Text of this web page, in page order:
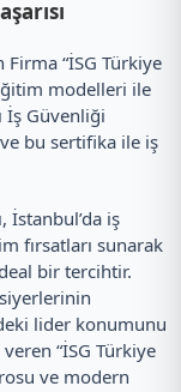
Firma “İSG Türkiye
modelleri ile
İş Güvenliği
ve bu sertifika ile iş
İstanbul’da iş
fırsatları sunarak
bir tercihtir.
lider konumunu
“İSG Türkiye
ve modern